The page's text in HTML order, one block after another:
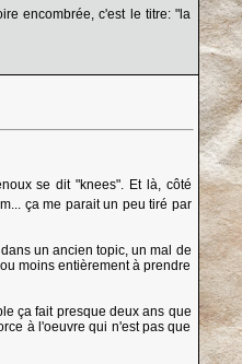
encombrée, c'est le titre: "la
se dit "knees". Et là, côté
ça me parait un peu tiré par
un ancien topic, un mal de
moins entièrement à prendre
ça fait presque deux ans que
à l'oeuvre qui n'est pas que